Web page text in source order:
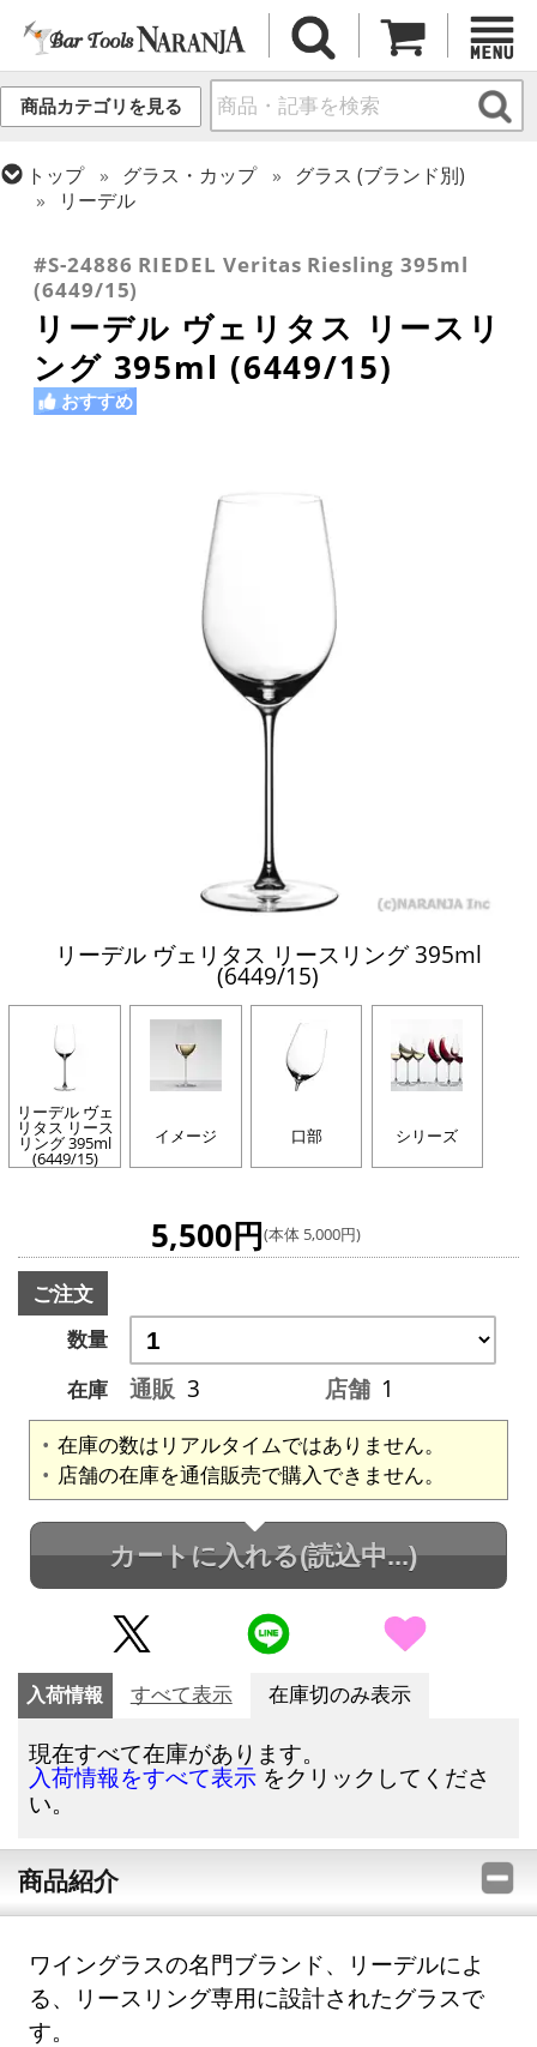
商品カテゴリを見る
トップ グラス・カップ
グラス (ブランド別)
リーデル
ワイングラス
#S-24886 RIEDEL Veritas Riesling 395ml
(6449/15)
リーデル ヴェリタス リースリ
ング 395ml (6449/15)
おすすめ
リーデル ヴェリタス リースリング 395ml
(6449/15)
リーデル ヴェ
リタス リース
リング 395ml
(6449/15)
イメージ 口部 シリーズ
5,500円(本体 5,000円)
ご注文
数量
在庫
通販 3 店舗 1
在庫の数はリアルタイムではありません。
店舗の在庫を通信販売で購入できません。
カートに入れる(読込中...)
入荷情報 すべて表示 在庫切のみ表示
現在すべて在庫があります。
入荷情報をすべて表示 をクリックしてくださ
い。
商品紹介
ワイングラスの名門ブランド、リーデルによ
る、リースリング専用に設計されたグラスで
す。